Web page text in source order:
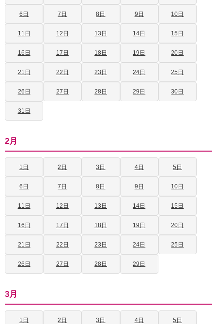
6日 7日 8日 9日 10日
11日 12日 13日 14日 15日
16日 17日 18日 19日 20日
21日 22日 23日 24日 25日
26日 27日 28日 29日 30日
31日
2月
1日 2日 3日 4日 5日
6日 7日 8日 9日 10日
11日 12日 13日 14日 15日
16日 17日 18日 19日 20日
21日 22日 23日 24日 25日
26日 27日 28日 29日
3月
1日 2日 3日 4日 5日